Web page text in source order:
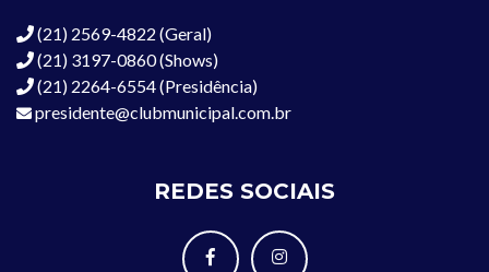
(21) 2569-4822 (Geral)
(21) 3197-0860 (Shows)
(21) 2264-6554 (Presidência)
presidente@clubmunicipal.com.br
REDES SOCIAIS